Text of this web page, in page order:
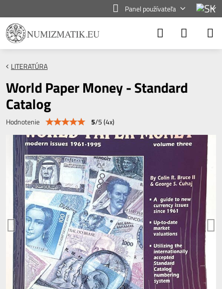
Panel používateľa
LITERATÚRA
World Paper Money - Standard
Catalog
Hodnotenie 5/5(4x)